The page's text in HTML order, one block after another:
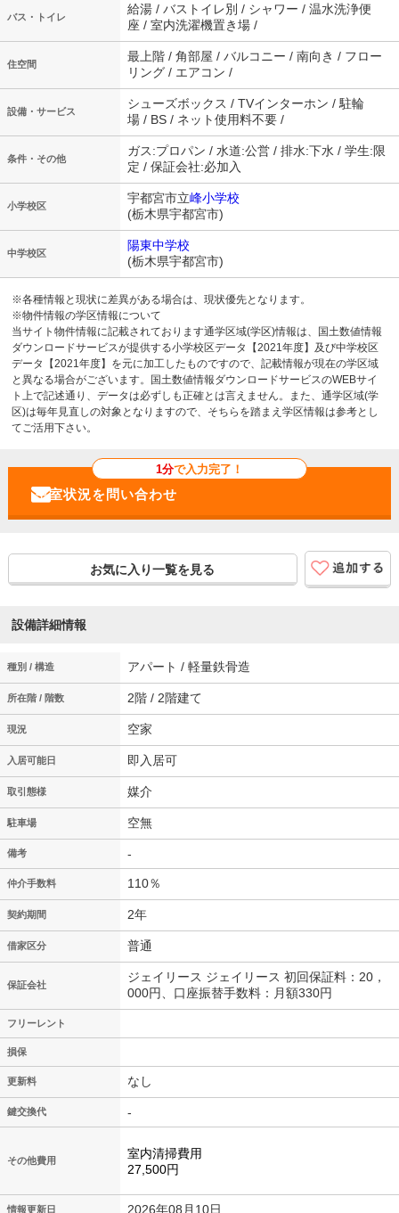
バス・トイレ
給湯 / バストイレ別 / シャワー / 温水洗浄便
座 / 室内洗濯機置き場 /
住空間
最上階 / 角部屋 / バルコニー / 南向き / フロー
リング / エアコン /
設備・サービス
シューズボックス / TVインターホン / 駐輪
場 / BS / ネット使用料不要 /
条件・その他
ガス:プロパン / 水道:公営 / 排水:下水 / 学生:限
定 / 保証会社:必加入
小学校区
宇都宮市立峰小学校
(栃木県宇都宮市)
中学校区
陽東中学校
(栃木県宇都宮市)
※各種情報と現状に差異がある場合は、現状優先となります。
※物件情報の学区情報について
当サイト物件情報に記載されております通学区域(学区)情報は、国土数値情報
ダウンロードサービスが提供する小学校区データ【2021年度】及び中学校区
データ【2021年度】を元に加工したものですので、記載情報が現在の学区域
と異なる場合がございます。国土数値情報ダウンロードサービスのWEBサイ
ト上で記述通り、データは必ずしも正確とは言えません。また、通学区域(学
区)は毎年見直しの対象となりますので、そちらを踏まえ学区情報は参考とし
てご活用下さい。
1分で入力完了！
お気に入り一覧を見る
設備詳細情報
種別 / 構造 アパート / 軽量鉄骨造
所在階 / 階数 2階 / 2階建て
現況 空家
入居可能日 即入居可
取引態様 媒介
駐車場 空無
備考 -
仲介手数料 110％
契約期間 2年
借家区分 普通
保証会社
ジェイリース ジェイリース 初回保証料：20，
000円、口座振替手数料：月額330円
フリーレント
損保
更新料 なし
鍵交換代 -
その他費用
室内清掃費用
27,500円
情報更新日 2026年08月10日